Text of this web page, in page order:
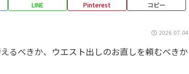
LINE Pinterest コピー
2026.07.04
るべきか、ウエスト出しのお直しを頼むべきか